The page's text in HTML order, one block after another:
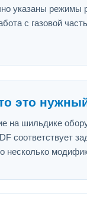
указаны режимы
с газовой
это
на шильдике
соответствует
несколько